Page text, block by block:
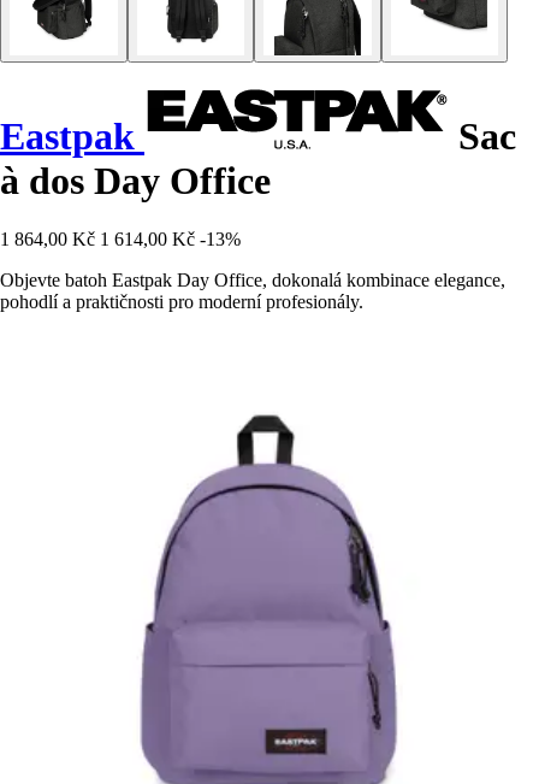
Eastpak
Sac
à dos Day Office
1 864,00 Kč 1 614,00 Kč -13%
Objevte batoh Eastpak Day Office, dokonalá kombinace elegance,
pohodlí a praktičnosti pro moderní profesionály.